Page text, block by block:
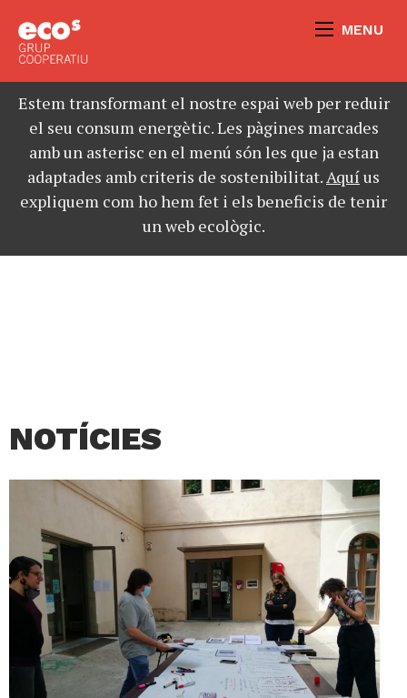
MENU
Estem transformant el nostre espai web per reduir
el seu consum energètic. Les pàgines marcades
amb un asterisc en el menú són les que ja estan
adaptades amb criteris de sostenibilitat.Aquíus
expliquem com ho hem fet i els beneficis de tenir
un web ecològic.
NOTÍCIES